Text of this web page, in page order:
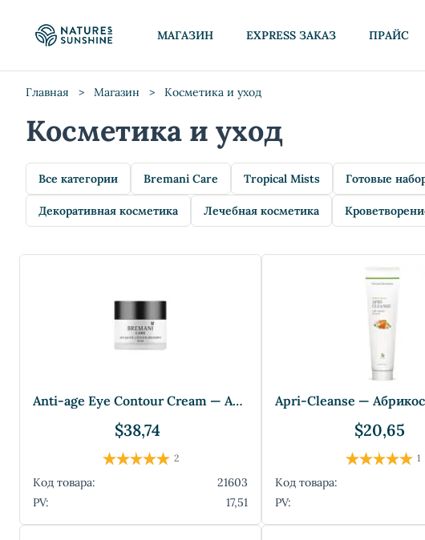
МАГАЗИН EXPRESS ЗАКАЗ ПРАЙС
Главная > Магазин > Косметика и уход
Косметика и уход
Все категории Bremani Care Tropical Mists Готовые
Декоративная косметика Лечебная косметика
Anti-age Eye Contour Cream — Антивозраст
$38,74
2
Код товара:
21603
PV:
17,51
$20,65
1
Код товара:
PV: